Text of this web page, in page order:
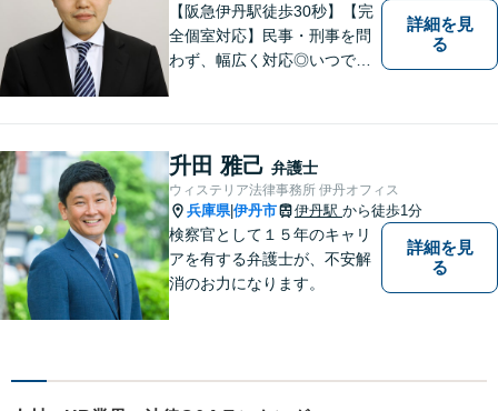
【阪急伊丹駅徒歩30秒】【完
全個室対応】民事・刑事を問
わず、幅広く対応◎いつでも
れず、尽力してまいります。
【メーカー法務経験あり】
詳細を見
る
升田 雅己 弁護士
ウィステリア法律事務所 伊丹オフィス
兵庫県|伊丹市 伊丹駅 から徒歩1分
検察官として１５年のキャリ
アを有する弁護士が、不安解
消のお力になります。
詳細を見
る